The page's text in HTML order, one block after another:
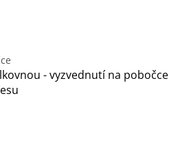
- vyzvednutí na pobočce